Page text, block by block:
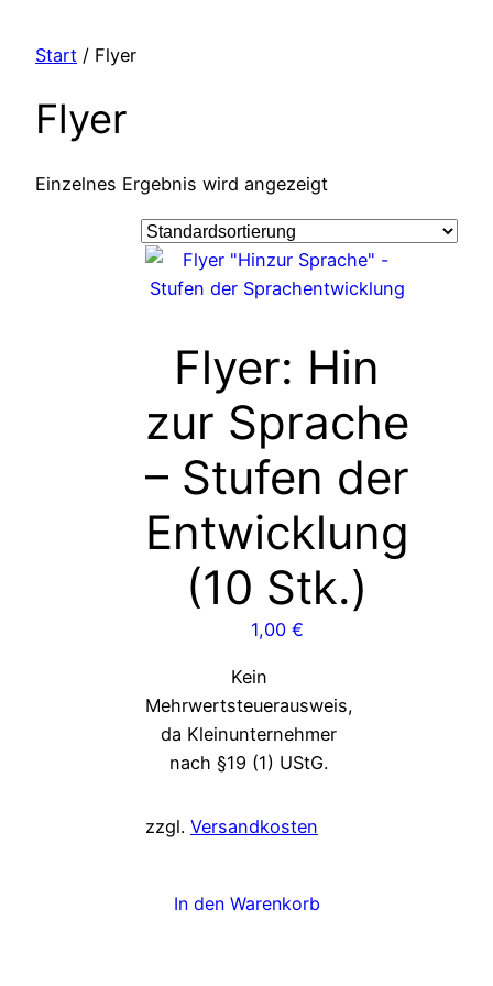
InhaltStart / Flyer
Flyer
Einzelnes Ergebnis wird angezeigt
Flyer: Hin
zur Sprache
– Stufen der
Entwicklung
(10 Stk.)
1,00 €
Kein
Mehrwertsteuerausweis,
da Kleinunternehmer
nach §19 (1) UStG.
zzgl. Versandkosten
In den Warenkorb